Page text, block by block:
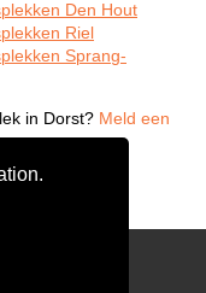
Den Hout
Riel
Sprang-
in Dorst? Meld een